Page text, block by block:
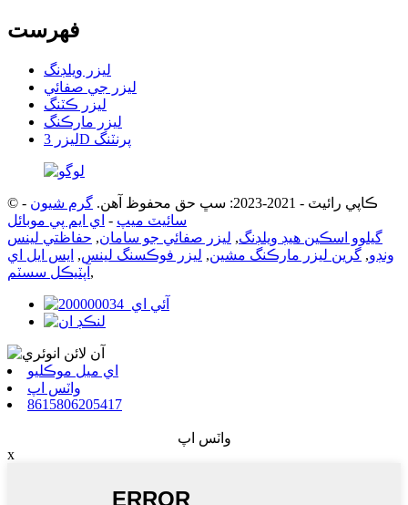
فهرست
ليزر ويلڊنگ
ليزر جي صفائي
ليزر ڪٽنگ
ليزر مارڪنگ
ليزر 3D پرنٽنگ
© ڪاپي رائيٽ - 2021-2023: سڀ حق محفوظ آهن. گرم شيون -
سائيٽ ميپ - اي ايم پي موبائل
گيلوو اسڪين هيڊ ويلڊنگ, ليزر صفائي جو سامان, حفاظتي لينس
ونڊو, گرين ليزر مارڪنگ مشين, ليزر فوڪسنگ لينس, ايس ايل اي
آپٽيڪل سسٽم ,
اي ميل موڪليو
واٽس اپ
8615806205417
واٽس اپ
x